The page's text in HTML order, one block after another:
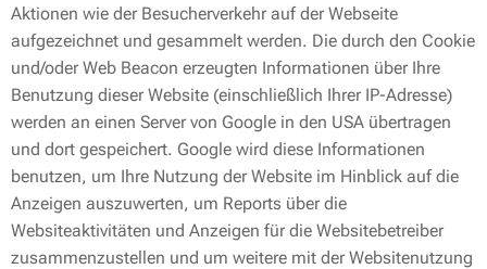
Aktionen wie der Besucherverkehr auf der Webseite
aufgezeichnet und gesammelt werden. Die durch den Cookie
und/oder Web Beacon erzeugten Informationen über Ihre
Benutzung dieser Website (einschließlich Ihrer IP-Adresse)
werden an einen Server von Google in den USA übertragen
und dort gespeichert. Google wird diese Informationen
benutzen, um Ihre Nutzung der Website im Hinblick auf die
Anzeigen auszuwerten, um Reports über die
Websiteaktivitäten und Anzeigen für die Websitebetreiber
zusammenzustellen und um weitere mit der Websitenutzung